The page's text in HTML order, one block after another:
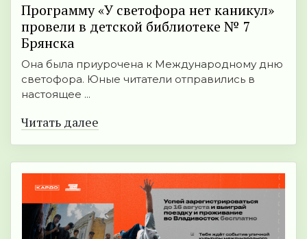
Программу «У светофора нет каникул»
провели в детской библиотеке № 7
Брянска
Она была приурочена к Международному дню
светофора. Юные читатели отправились в
настоящее ...
Читать далее